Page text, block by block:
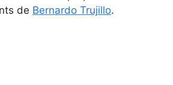
de Bernardo Trujillo.